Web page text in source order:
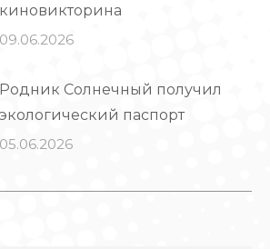
киновикторина
09.06.2026
Родник Солнечный получил
экологический паспорт
05.06.2026